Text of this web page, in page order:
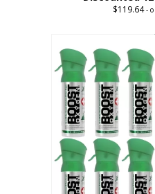
$119.64 -o
tiene
múltiples
variantes.
Las
opciones
pueden
elegir
en